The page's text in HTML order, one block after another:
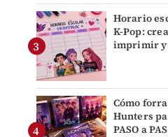
Horario
K-Pop:
imprimir
Cómo
Hunters
PASO a